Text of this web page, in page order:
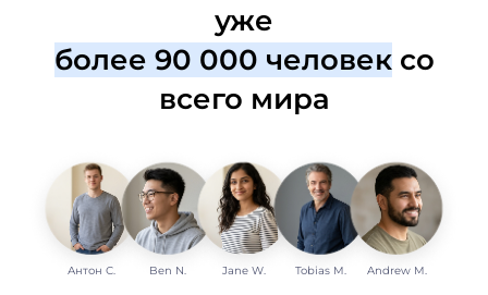
уже
более 90 000 человексо
всего мира
Антон С. Ben N. Jane W. Tobias M. Andrew M.